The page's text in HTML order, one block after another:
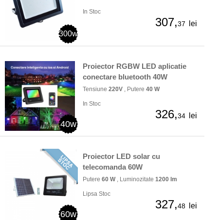
300w
In Stoc
307,37 lei
40w
Proiector RGBW LED aplicatie
conectare bluetooth 40W
Tensiune 220V , Putere 40 W
In Stoc
326,34 lei
60w
Proiector LED solar cu
telecomanda 60W
Putere 60 W, Luminozitate 1200 lm
Lipsa Stoc
327,48 lei